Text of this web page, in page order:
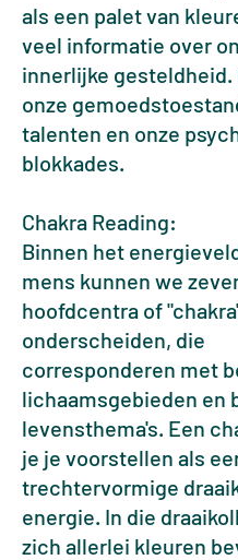
als een palet van
veel informatie over
innerlijke gesteldheid.
onze
talenten en onze
blokkades.
Chakra Reading:
Binnen het
mens kunnen we
hoofdcentra of
onderscheiden, die
corresponderen met
lichaamsgebieden en
levensthema's. Een
je je voorstellen als
trechtervormige
energie. In die
zich allerlei kleuren